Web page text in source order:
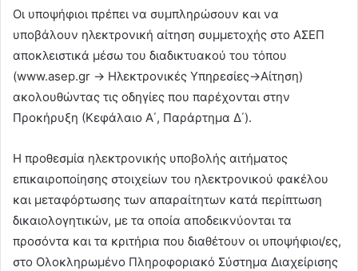
Οι υποψήφιοι πρέπει να συμπληρώσουν και να
υποβάλουν ηλεκτρονική αίτηση συμμετοχής στο ΑΣΕΠ
αποκλειστικά μέσω του διαδικτυακού του τόπου
(www.asep.gr -> Ηλεκτρονικές Υπηρεσίες->Αίτηση)
ακολουθώντας τις οδηγίες που παρέχονται στην
Προκήρυξη (Κεφάλαιο Α΄, Παράρτημα Δ΄).
Η προθεσμία ηλεκτρονικής υποβολής αιτήματος
επικαιροποίησης στοιχείων του ηλεκτρονικού φακέλου
και μεταφόρτωσης των απαραίτητων κατά περίπτωση
δικαιολογητικών, με τα οποία αποδεικνύονται τα
προσόντα και τα κριτήρια που διαθέτουν οι υποψήφιοι/ες,
στο Ολοκληρωμένο Πληροφοριακό Σύστημα Διαχείρισης